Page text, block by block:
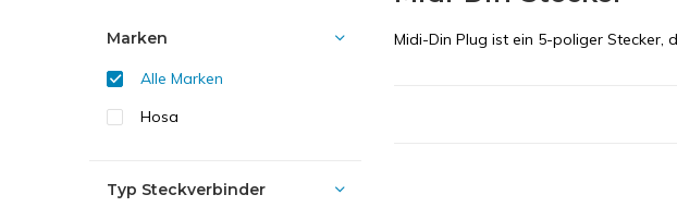
Midi-Din Plug ist ein 5-poliger Stecker,
Marken
Alle Marken
Hosa
Typ Steckverbinder